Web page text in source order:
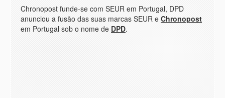
Chronopost funde-se com SEUR em Portugal, DPD
anunciou a fusão das suas marcas SEUR e Chronopost
em Portugal sob o nome de DPD.